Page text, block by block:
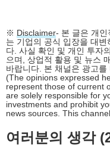
※ Disclaimer- 본 글은 개인
는 기업의 공식 입장을 대
다. 사실 확인 및 개인 투자
으며, 상업적 활용 및 뉴스
바랍니다. 본 채널은 광고
(The opinions expressed
represent those of current
are solely responsible for
investments and prohibit
news sources. This
여러분의 생각